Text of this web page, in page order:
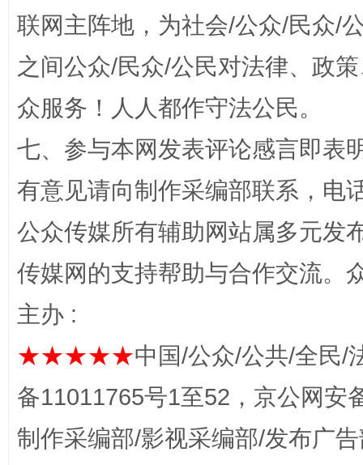
在谋一域中谋全局
联网主阵地，为社会/公众/民众/
之间公众/民众/公民对法律、政
众服务！人人都作守法公民。
七、参与本网发表评论感言即表
有意见请向制作采编部联系，电
公众传媒所有辅助网站属多元发
传媒网的支持帮助与合作交流。
主办 :
★★★★★中国/公众/公共/全民/
备11011765号1至52，京公网安
制作采编部/影视采编部/发布广